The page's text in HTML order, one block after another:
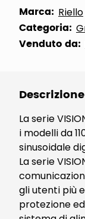
Marca: Riello
Categoria:
Venduto da:
La serie
i modelli da
sinusoidale
La serie
gli utenti più
protezione